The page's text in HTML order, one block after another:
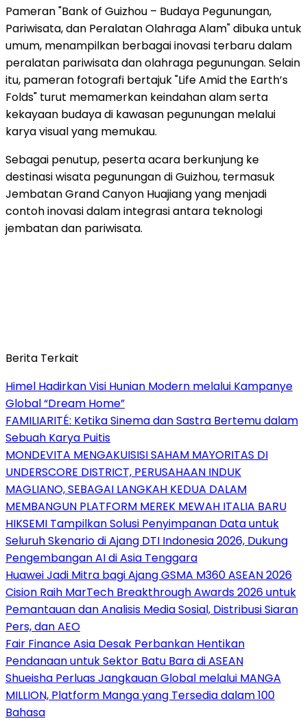
Pameran "Bank of Guizhou – Budaya Pegunungan,
Pariwisata, dan Peralatan Olahraga Alam" dibuka untuk
umum, menampilkan berbagai inovasi terbaru dalam
peralatan pariwisata dan olahraga pegunungan. Selain
itu, pameran fotografi bertajuk "Life Amid the Earth’s
Folds" turut memamerkan keindahan alam serta
kekayaan budaya di kawasan pegunungan melalui
karya visual yang memukau.
Sebagai penutup, peserta acara berkunjung ke
destinasi wisata pegunungan di Guizhou, termasuk
Jembatan Grand Canyon Huajiang yang menjadi
contoh inovasi dalam integrasi antara teknologi
jembatan dan pariwisata.
Berita Terkait
Himel Hadirkan Visi Hunian Modern melalui Kampanye
Global “Dream Home”
FAMILIARITÉ: Ketika Sinema dan Sastra Bertemu dalam
Sebuah Karya Puitis
MONDEVITA MENGAKUISISI SAHAM MAYORITAS DI
UNDERSCORE DISTRICT, PERUSAHAAN INDUK
MAGLIANO, SEBAGAI LANGKAH KEDUA DALAM
MEMBANGUN PLATFORM MEREK MEWAH ITALIA BARU
HIKSEMI Tampilkan Solusi Penyimpanan Data untuk
Seluruh Skenario di Ajang DTI Indonesia 2026, Dukung
Pengembangan AI di Asia Tenggara
Huawei Jadi Mitra bagi Ajang GSMA M360 ASEAN 2026
Cision Raih MarTech Breakthrough Awards 2026 untuk
Pemantauan dan Analisis Media Sosial, Distribusi Siaran
Pers, dan AEO
Fair Finance Asia Desak Perbankan Hentikan
Pendanaan untuk Sektor Batu Bara di ASEAN
Shueisha Perluas Jangkauan Global melalui MANGA
MILLION, Platform Manga yang Tersedia dalam 100
Bahasa